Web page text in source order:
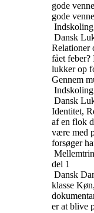
gode
gode
Indskoling
Dansk
Relationer
fået
lukker op
Gennem
Indskoling
Dansk
Identitet,
af en flok
være med
forsøger
del 1
Dansk
klasse
er at blive